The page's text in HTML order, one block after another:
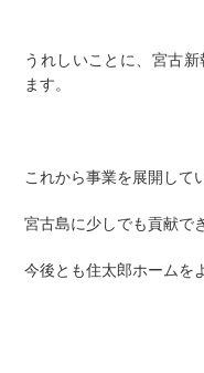
うれしいことに、宮古
ます。
これから事業を展開して
宮古島に少しでも貢献で
今後とも住太郎ホームを